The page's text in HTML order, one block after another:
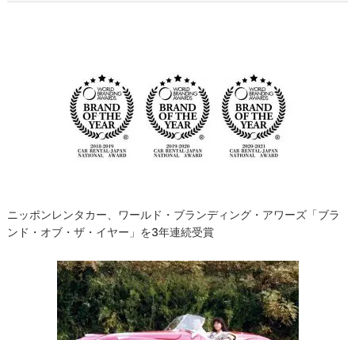
ビ
ニッポンレンタカー、ワールド・ブランディング・アワーズ「ブラ
ンド・オブ・ザ・イヤー」を3年連続受賞